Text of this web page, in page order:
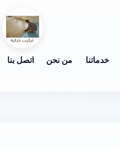
خدماتنا من نحن اتصل بنا